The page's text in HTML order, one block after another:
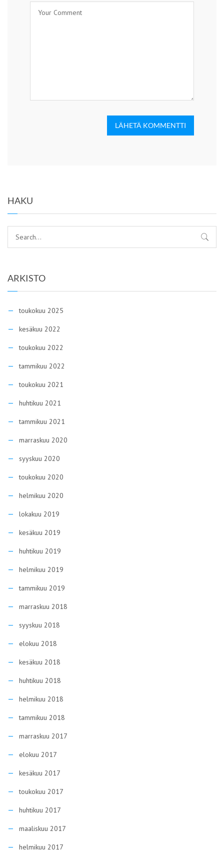
LÄHETÄ KOMMENTTI
HAKU
ARKISTO
toukokuu 2025
kesäkuu 2022
toukokuu 2022
tammikuu 2022
toukokuu 2021
huhtikuu 2021
tammikuu 2021
marraskuu 2020
syyskuu 2020
toukokuu 2020
helmikuu 2020
lokakuu 2019
kesäkuu 2019
huhtikuu 2019
helmikuu 2019
tammikuu 2019
marraskuu 2018
syyskuu 2018
elokuu 2018
kesäkuu 2018
huhtikuu 2018
helmikuu 2018
tammikuu 2018
marraskuu 2017
elokuu 2017
kesäkuu 2017
toukokuu 2017
huhtikuu 2017
maaliskuu 2017
helmikuu 2017